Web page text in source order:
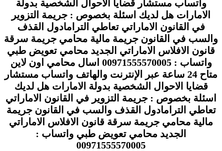
واتساب مستشار قضايا الاحوال الشخصية بدولة
الامارات هل لديك اسئلة بخصوص : جريمة التزوير
في القانون الاماراتي تعاطي الترامادول القذف
والسب في القانون جريمة مالية محامي جريمة سرقة
قانون الافلاس الاماراتي الجديد محامي تعويض طبي
واتساب : 00971555570005 اسال محامي اون لاين
متاح 24 ساعة عبر الإنترنت والهاتف واتساب مستشار
قضايا الاحوال الشخصية بدولة الامارات هل لديك
اسئلة بخصوص : جريمة التزوير في القانون الاماراتي
تعاطي الترامادول القذف والسب في القانون جريمة
مالية محامي جريمة سرقة قانون الافلاس الاماراتي
الجديد محامي تعويض طبي واتساب :
00971555570005